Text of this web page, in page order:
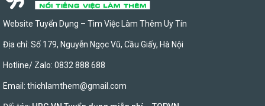
Website Tuyển Dụng – Tìm Việc Làm Thêm Uy Tín
Địa chỉ: Số 179, Nguyễn Ngọc Vũ, Cầu Giấy, Hà Nội
Hotline/ Zalo: 0832 888 688
Email: thichlamthem@gmail.com